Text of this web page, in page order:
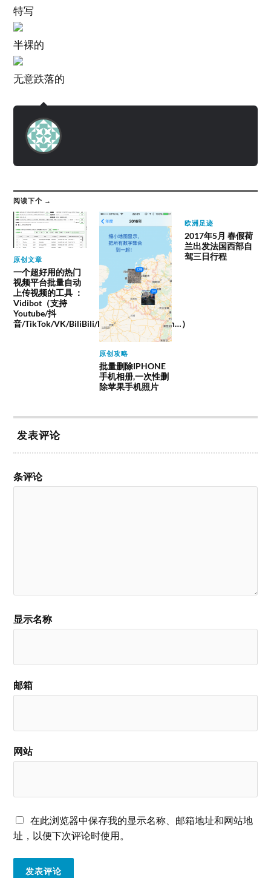
特写
半裸的
无意跌落的
阅读下个 →
原创文章
一个超好用的热门
视频平台批量自动
上传视频的工具 ：
Vidibot（支持
Youtube/抖
音/TikTok/VK/BiliBili/Facebook/instagram…）
原创攻略
批量删除IPHONE
手机相册,一次性删
除苹果手机照片
欧洲足迹
2017年5月 春假荷
兰出发法国西部自
驾三日行程
发表评论
条评论
显示名称
邮箱
网站
在此浏览器中保存我的显示名称、邮箱地址和网站地
址，以便下次评论时使用。